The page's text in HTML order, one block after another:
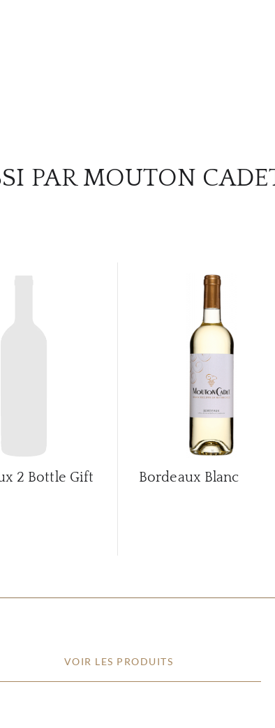
PAR MOUTON
2 Bottle Gift
Bordeaux Blanc
VOIR LES PRODUITS